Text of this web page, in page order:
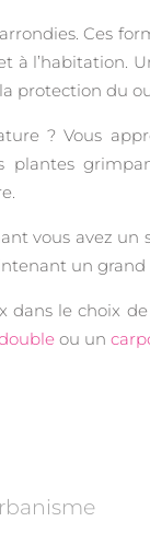
Ces
l’habitation.
protection du
? Vous
vous avez
un
le choix
ou un